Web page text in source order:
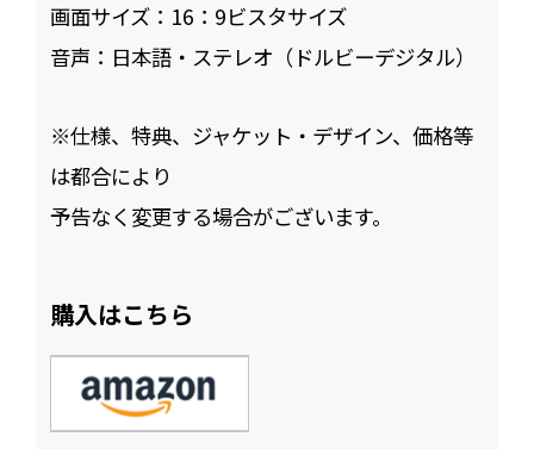
画面サイズ： 16：9ビスタサイズ
音声： 日本語・ステレオ（ドルビーデジタル）
※仕様、特典、ジャケット・デザイン、価格等
は都合により
予告なく変更する場合がございます。
購入はこちら